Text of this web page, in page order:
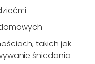
takich jak
śniadania.